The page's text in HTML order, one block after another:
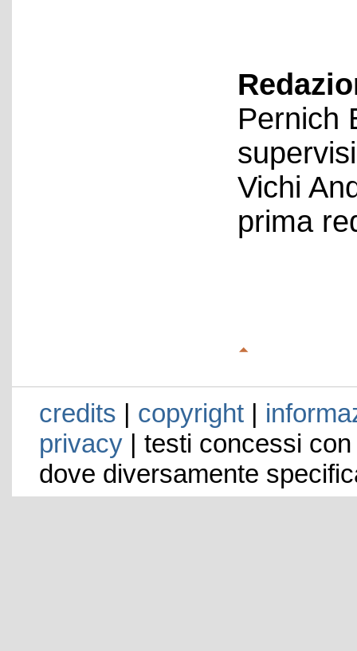
Pernich
Vichi
prima
credits | copyright|
privacy| testi concessi
dove diversamente